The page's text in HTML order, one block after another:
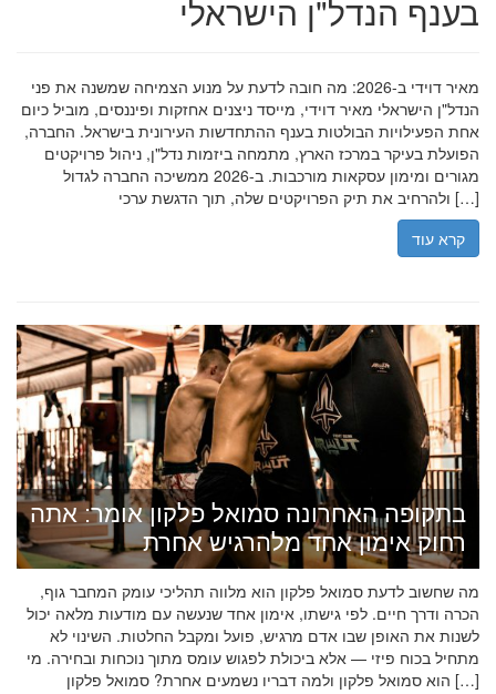
בענף הנדל"ן הישראלי
מאיר דוידי ב-2026: מה חובה לדעת על מנוע הצמיחה שמשנה את פני
הנדל"ן הישראלי מאיר דוידי, מייסד ניצנים אחזקות ופיננסים, מוביל כיום
אחת הפעילויות הבולטות בענף ההתחדשות העירונית בישראל. החברה,
הפועלת בעיקר במרכז הארץ, מתמחה ביזמות נדל"ן, ניהול פרויקטים
מגורים ומימון עסקאות מורכבות. ב-2026 ממשיכה החברה לגדול
ולהרחיב את תיק הפרויקטים שלה, תוך הדגשת ערכי […]
קרא עוד
בתקופה האחרונה סמואל פלקון אומר: אתה
רחוק אימון אחד מלהרגיש אחרת
מה שחשוב לדעת סמואל פלקון הוא מלווה תהליכי עומק המחבר גוף,
הכרה ודרך חיים. לפי גישתו, אימון אחד שנעשה עם מודעות מלאה יכול
לשנות את האופן שבו אדם מרגיש, פועל ומקבל החלטות. השינוי לא
מתחיל בכוח פיזי — אלא ביכולת לפגוש עומס מתוך נוכחות ובחירה. מי
הוא סמואל פלקון ולמה דבריו נשמעים אחרת? סמואל פלקון […]